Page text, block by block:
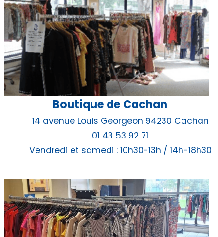
Boutique de Cachan
14 avenue Louis Georgeon 94230 Cachan
01 43 53 92 71
Vendredi et samedi : 10h30-13h / 14h-18h30